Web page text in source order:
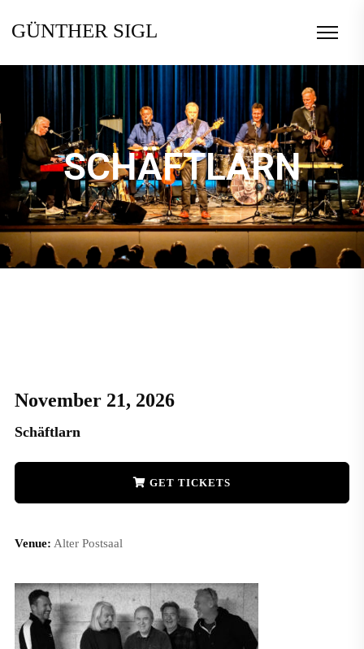
GÜNTHER SIGL
SCHÄFTLARN
November 21, 2026
Schäftlarn
GET TICKETS
Venue: Alter Postsaal